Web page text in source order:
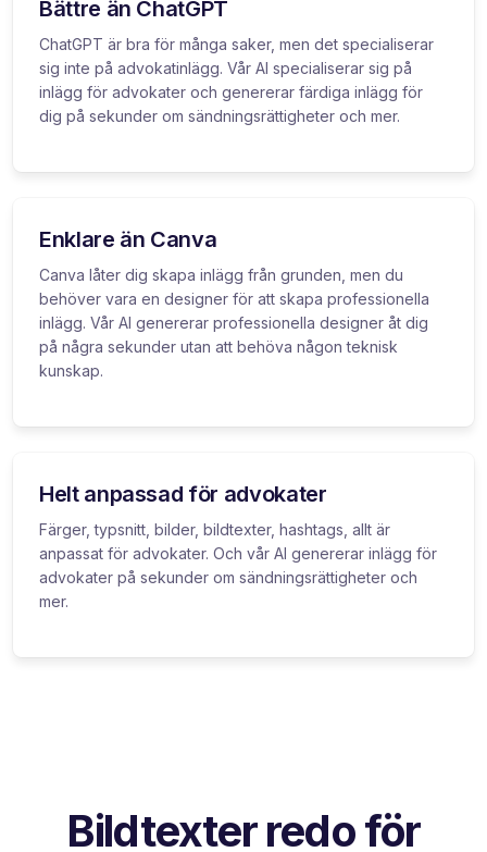
Bättre än ChatGPT
ChatGPT är bra för många saker, men det specialiserar
sig inte på advokatinlägg. Vår AI specialiserar sig på
inlägg för advokater och genererar färdiga inlägg för
dig på sekunder om sändningsrättigheter och mer.
Enklare än Canva
Canva låter dig skapa inlägg från grunden, men du
behöver vara en designer för att skapa professionella
inlägg. Vår AI genererar professionella designer åt dig
på några sekunder utan att behöva någon teknisk
kunskap.
Helt anpassad för advokater
Färger, typsnitt, bilder, bildtexter, hashtags, allt är
anpassat för advokater. Och vår AI genererar inlägg för
advokater på sekunder om sändningsrättigheter och
mer.
Bildtexter redo för